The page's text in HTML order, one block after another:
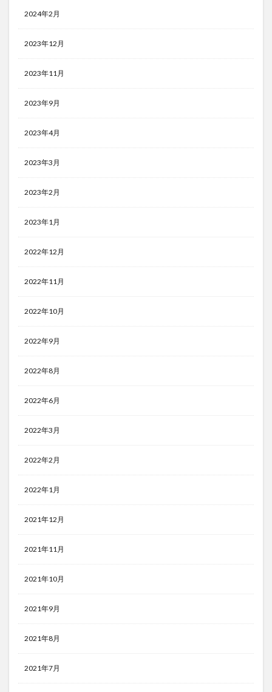
2024年2月
2023年12月
2023年11月
2023年9月
2023年4月
2023年3月
2023年2月
2023年1月
2022年12月
2022年11月
2022年10月
2022年9月
2022年8月
2022年6月
2022年3月
2022年2月
2022年1月
2021年12月
2021年11月
2021年10月
2021年9月
2021年8月
2021年7月